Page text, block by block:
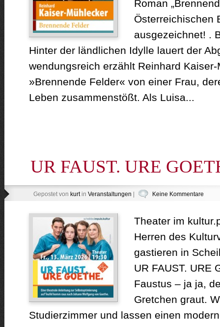
Roman
Österreichischen
ausgezeichnet! .
Hinter der ländlichen Idylle lauert der
wendungsreich erzählt Reinhard
»Brennende Felder« von einer Frau,
Leben zusammenstößt. Als Luisa...
UR FAUST. URE
Gepostet von kurtin Veranstaltungen Keine Kommentare
Theater im
Herren des
gastieren in
UR FAUST. URE
Faustus – ja ja,
Gretchen graut.
Studierzimmer und lassen einen